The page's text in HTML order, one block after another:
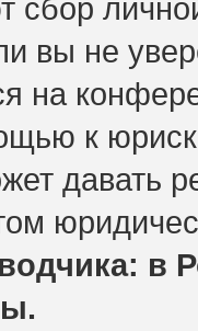
сбор
вы не
на
к
давать
в